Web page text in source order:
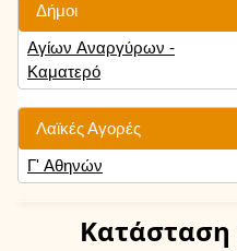
Δήμοι
Αγίων Αναργύρων -
Καματερό
Λαϊκές Αγορές
Γ' Αθηνών
Κατάσταση